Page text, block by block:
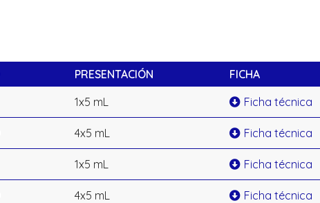
PRESENTACIÓN FICHA
1x5 mL Ficha técnica
4x5 mL Ficha técnica
1x5 mL Ficha técnica
4x5 mL Ficha técnica